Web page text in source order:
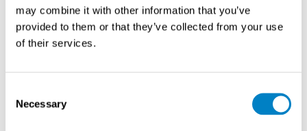
may combine it with other information that you’ve
provided to them or that they’ve collected from your use
of their services.
Selection
Necessary